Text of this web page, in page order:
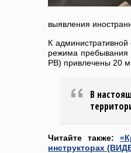
выявления
К
режима пребывания
РВ) привлечены 20
В
Читайте также:
инструкторах